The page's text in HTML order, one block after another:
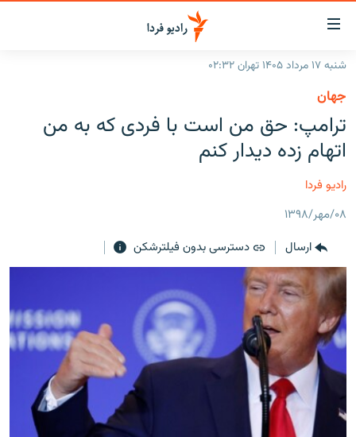
لینک‌های
قابلیت
دسترسی
بازگشت
منوی
اصلی
رفتن
به
صفحه
ایران
جهان
فرکانس‌ها
پادکست
چندرسانه‌ای
گزارش‌های تصویری
گزارش‌های ویدئویی
زنان فردا
English
به ما بپیوندید
شنبه ۱۷ مرداد ۱۴۰۵ تهران ۰۲:۳۲
جهان
ترامپ: حق من است با فردی که به من
اتهام زده دیدار کنم
رادیو فردا
۰۸/مهر/۱۳۹۸
ارسال
دسترسی بدون فیلترشکن